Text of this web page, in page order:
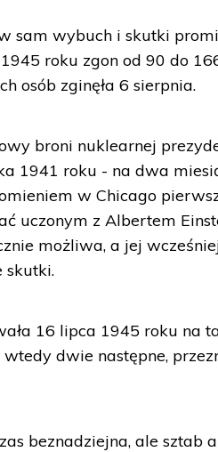
sam wybuch i skutki
roku zgon od 90 do
osób zginęła 6 sierpnia.
broni nuklearnej
1941 roku - na dwa
w Chicago
uczonym z Albertem
możliwa, a jej
skutki.
16 lipca 1945 roku na
dwie następne,
beznadziejna, ale sztab